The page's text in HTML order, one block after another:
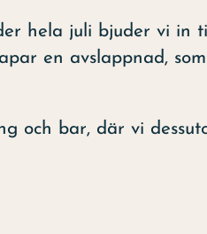
hela juli bjuder vi in
en avslappnad,
och bar, där vi